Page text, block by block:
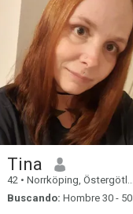
Tina
42 • Norrköping, Östergötland, Suecia
Buscando: Hombre 30 - 50